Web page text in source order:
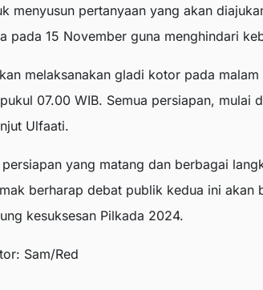
menyusun pertanyaan yang akan
pada 15 November guna menghindari
melaksanakan gladi kotor pada
07.00 WIB. Semua persiapan,
Ulfaati.
persiapan yang matang dan berbagai
berharap debat publik kedua ini akan
kesuksesan Pilkada 2024.
Sam/Red